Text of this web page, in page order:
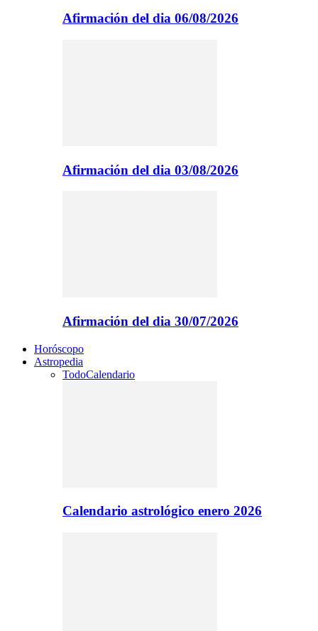
Afirmación del dia 06/08/2026
Afirmación del dia 03/08/2026
Afirmación del dia 30/07/2026
Horóscopo
Astropedia
TodoCalendario
Calendario astrológico enero 2026